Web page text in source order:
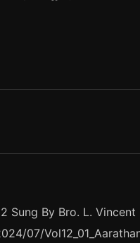
Sung By Bro. L. Vincent
07/